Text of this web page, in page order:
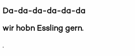
Da-da-da-da-da-da
wir hobn Essling gern.
.